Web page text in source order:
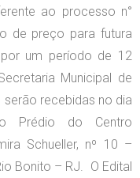
ao processo n°
de preço para futura
um período de 12
Municipal de
recebidas no dia
Prédio do Centro
Schueller, nº 10 –
Bonito – RJ. O Edital